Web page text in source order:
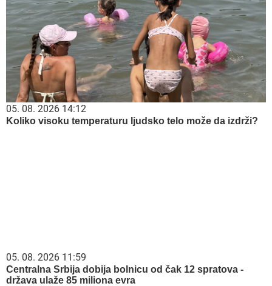
05. 08. 2026 14:12
Koliko visoku temperaturu ljudsko telo može da izdrži?
05. 08. 2026 11:59
Centralna Srbija dobija bolnicu od čak 12 spratova -
država ulaže 85 miliona evra